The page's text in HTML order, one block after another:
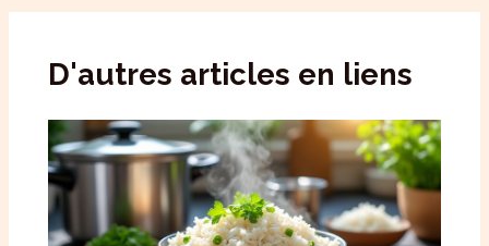
D'autres articles en liens